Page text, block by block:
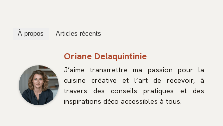
À propos Articles récents
Oriane Delaquintinie
J’aime transmettre ma passion pour la
cuisine créative et l’art de recevoir, à
travers des conseils pratiques et des
inspirations déco accessibles à tous.